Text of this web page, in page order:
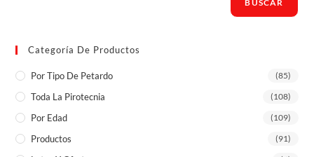
BUSCAR
Categoría De Productos
Por Tipo De Petardo (85)
Toda La Pirotecnia (108)
Por Edad (109)
Productos (91)